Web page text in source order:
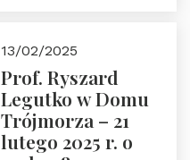
13/02/2025
Prof. Ryszard
Legutko w Domu
Trójmorza – 21
lutego 2025 r. o